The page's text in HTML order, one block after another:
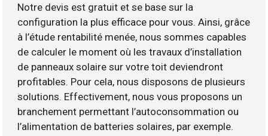
Notre devis est gratuit et se base sur la
configuration la plus efficace pour vous. Ainsi, grâce
à l’étude rentabilité menée, nous sommes capables
de calculer le moment où les travaux d’installation
de panneaux solaire sur votre toit deviendront
profitables. Pour cela, nous disposons de plusieurs
solutions. Effectivement, nous vous proposons un
branchement permettant l’autoconsommation ou
l’alimentation de batteries solaires, par exemple.